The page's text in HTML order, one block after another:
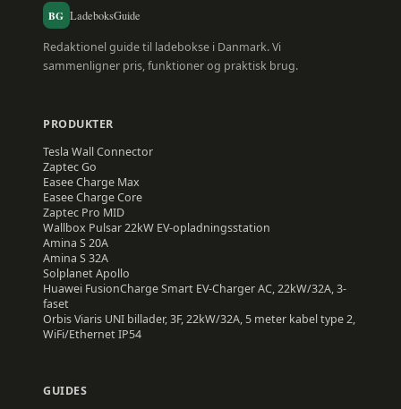
BG LadeboksGuide
Redaktionel guide til ladebokse i Danmark. Vi
sammenligner pris, funktioner og praktisk brug.
PRODUKTER
Tesla Wall Connector
ZaptecGo
EaseeCharge Max
EaseeCharge Core
Zaptec Pro MID
Wallbox Pulsar 22kW EV-opladningsstation
Amina S 20A
Amina S 32A
SolplanetApollo
Huawei FusionCharge Smart EV-Charger AC, 22kW/32A, 3-
faset
OrbisViaris UNI billader, 3F, 22kW/32A, 5 meter kabel type 2,
WiFi/Ethernet IP54
GUIDES